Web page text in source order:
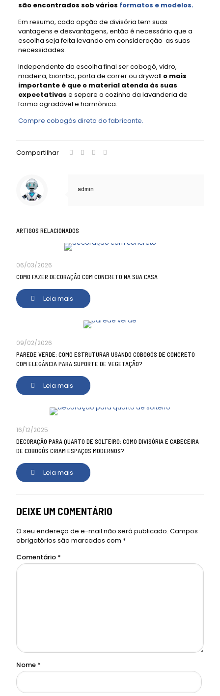
são encontrados sob vários formatos e modelos.
Em resumo, cada opção de divisória tem suas
vantagens e desvantagens, então é necessário que a
escolha seja feita levando em consideração as suas
necessidades.
Independente da escolha final ser cobogó, vidro,
madeira, biombo, porta de correr ou drywall o mais
importante é que o material atenda às suas
expectativas e separe a cozinha da lavanderia de
forma agradável e harmônica.
Compre cobogós direto do fabricante.
Compartilhar
admin
ARTIGOS RELACIONADOS
06/03/2026
COMO FAZER DECORAÇÃO COM CONCRETO NA SUA CASA
Leia mais
09/02/2026
PAREDE VERDE: COMO ESTRUTURAR USANDO COBOGÓS DE CONCRETO
COM ELEGÂNCIA PARA SUPORTE DE VEGETAÇÃO?
Leia mais
16/12/2025
DECORAÇÃO PARA QUARTO DE SOLTEIRO: COMO DIVISÓRIA E CABECEIRA
DE COBOGÓS CRIAM ESPAÇOS MODERNOS?
Leia mais
DEIXE UM COMENTÁRIO
O seu endereço de e-mail não será publicado. Campos
obrigatórios são marcados com *
Comentário *
Nome *